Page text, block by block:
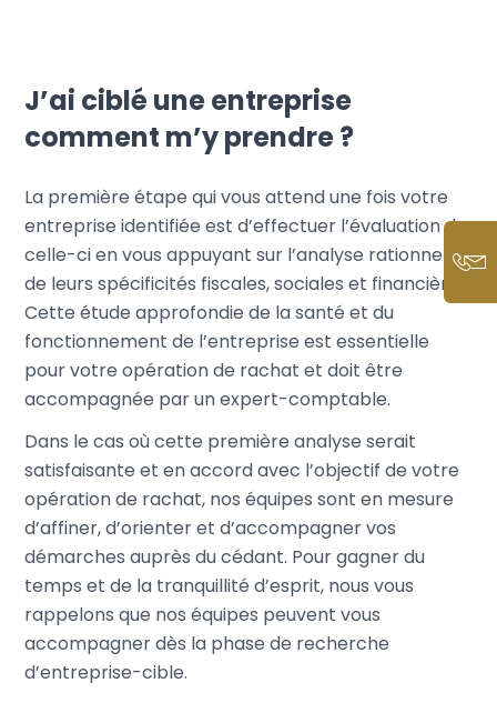
J’ai ciblé une entreprise
comment m’y prendre ?
La première étape qui vous attend une fois votre
entreprise identifiée est d’effectuer l’évaluation de
celle-ci en vous appuyant sur l’analyse rationnelle
de leurs spécificités fiscales, sociales et financières.
Cette étude approfondie de la santé et du
fonctionnement de l’entreprise est essentielle
pour votre opération de rachat et doit être
accompagnée par un expert-comptable.
Dans le cas où cette première analyse serait
satisfaisante et en accord avec l’objectif de votre
opération de rachat, nos équipes sont en mesure
d’affiner, d’orienter et d’accompagner vos
démarches auprès du cédant. Pour gagner du
temps et de la tranquillité d’esprit, nous vous
rappelons que nos équipes peuvent vous
accompagner dès la phase de recherche
d’entreprise-cible.